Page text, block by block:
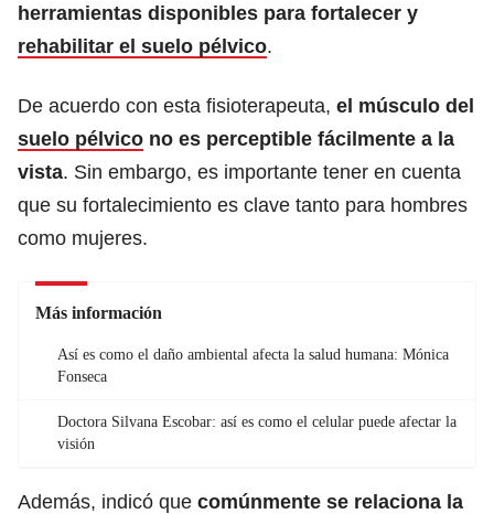
herramientas disponibles para fortalecer y
rehabilitar el suelo pélvico.
De acuerdo con esta fisioterapeuta, el músculo del
suelo pélvico no es perceptible fácilmente a la
vista. Sin embargo, es importante tener en cuenta
que su fortalecimiento es clave tanto para hombres
como mujeres.
Más información
Así es como el daño ambiental afecta la salud humana: Mónica
Fonseca
Doctora Silvana Escobar: así es como el celular puede afectar la
visión
Además, indicó que comúnmente se relaciona la